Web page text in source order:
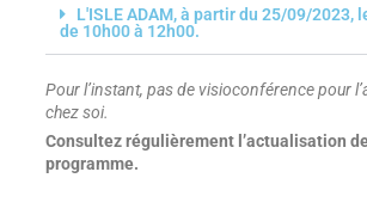
L'ISLE ADAM, à partir du 25/09/2023,
de 10h00 à 12h00.
Pour l’instant, pas de visioconférence pour
chez soi.
Consultez régulièrement l’actualisation
programme.